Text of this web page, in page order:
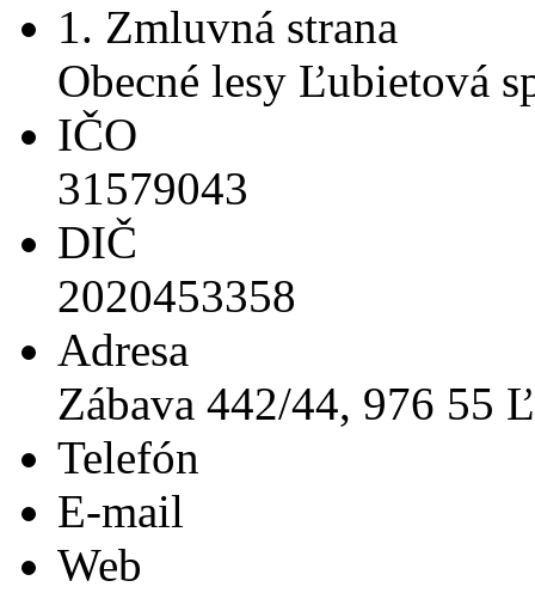
1. Zmluvná strana
Obecné lesy Ľubietová
IČO
31579043
DIČ
2020453358
Adresa
Zábava 442/44, 976 55
Telefón
E-mail
Web